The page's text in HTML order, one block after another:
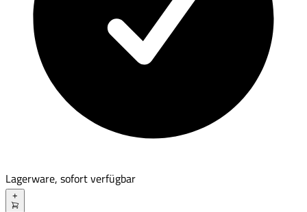
Lagerware, sofort verfügbar